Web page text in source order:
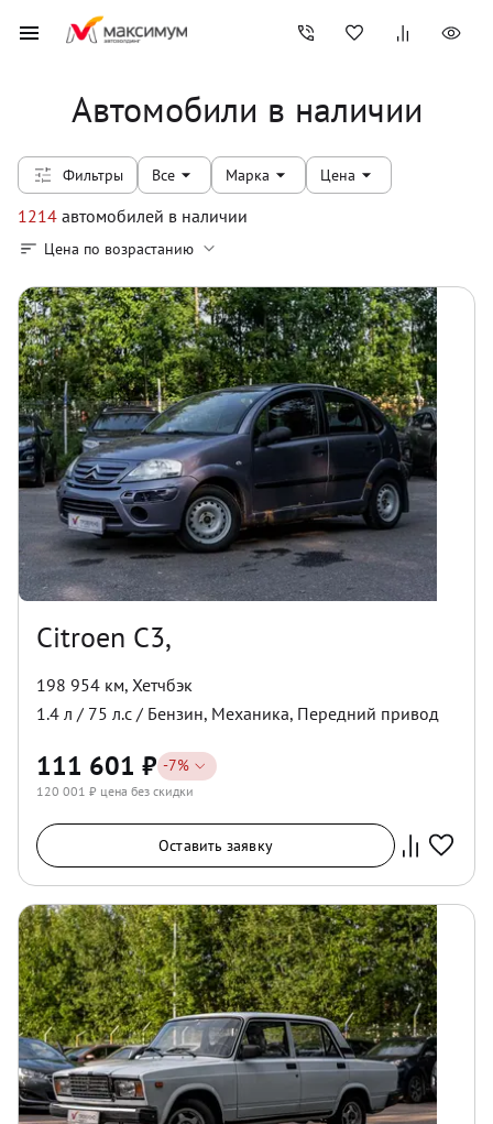
Автомобили в наличии
Фильтры Все Марка Цена
1214 автомобилей в наличии
Цена по возрастанию
Citroen C3,
198 954 км, Хетчбэк
1.4 л / 75 л.с / Бензин, Механика, Передний привод
111 601 ₽ -7%
120 001 ₽ цена без скидки
Оставить заявку